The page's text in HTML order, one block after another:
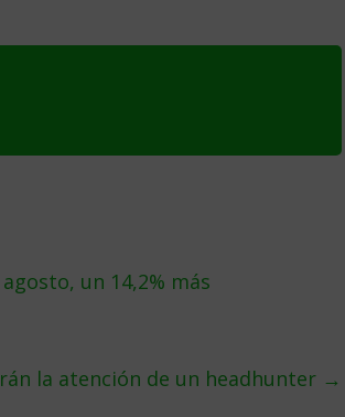
un 14,2% más
la atención de un headhunter →